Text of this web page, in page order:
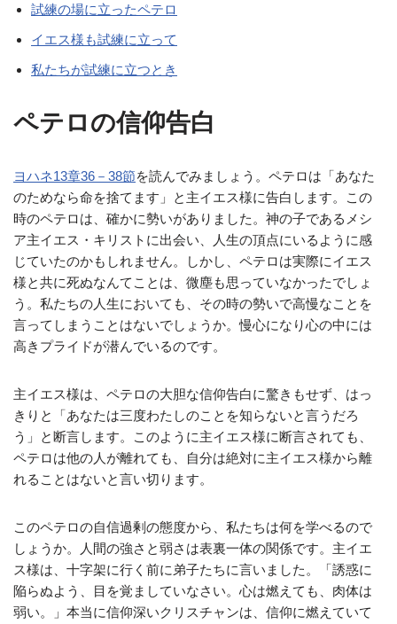
試練の場に立ったペテロ
イエス様も試練に立って
私たちが試練に立つとき
ペテロの信仰告白
ヨハネ13章36－38節を読んでみましょう。ペテロは「あなた
のためなら命を捨てます」と主イエス様に告白します。この
時のペテロは、確かに勢いがありました。神の子であるメシ
ア主イエス・キリストに出会い、人生の頂点にいるように感
じていたのかもしれません。しかし、ペテロは実際にイエス
様と共に死ぬなんてことは、微塵も思っていなかったでしょ
う。私たちの人生においても、その時の勢いで高慢なことを
言ってしまうことはないでしょうか。慢心になり心の中には
高きプライドが潜んでいるのです。
主イエス様は、ペテロの大胆な信仰告白に驚きもせず、はっ
きりと「あなたは三度わたしのことを知らないと言うだろ
う」と断言します。このように主イエス様に断言されても、
ペテロは他の人が離れても、自分は絶対に主イエス様から離
れることはないと言い切ります。
このペテロの自信過剰の態度から、私たちは何を学べるので
しょうか。人間の強さと弱さは表裏一体の関係です。主イエ
ス様は、十字架に行く前に弟子たちに言いました。「誘惑に
陥らぬよう、目を覚ましていなさい。心は燃えても、肉体は
弱い。」本当に信仰深いクリスチャンは、信仰に燃えていて